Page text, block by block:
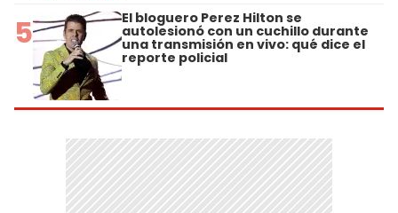
5 El bloguero Perez Hilton se
autolesionó con un cuchillo durante
una transmisión en vivo: qué dice el
reporte policial